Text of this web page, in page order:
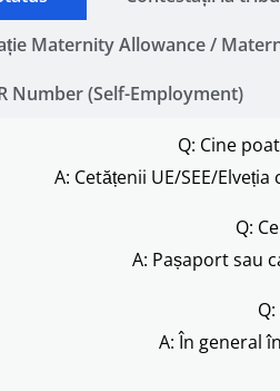
Maternity Allowance /
Number (Self-Employment)
Q: Cine
A: Cetățenii UE/SEE/
Q:
A: Pașaport sau
A: În general